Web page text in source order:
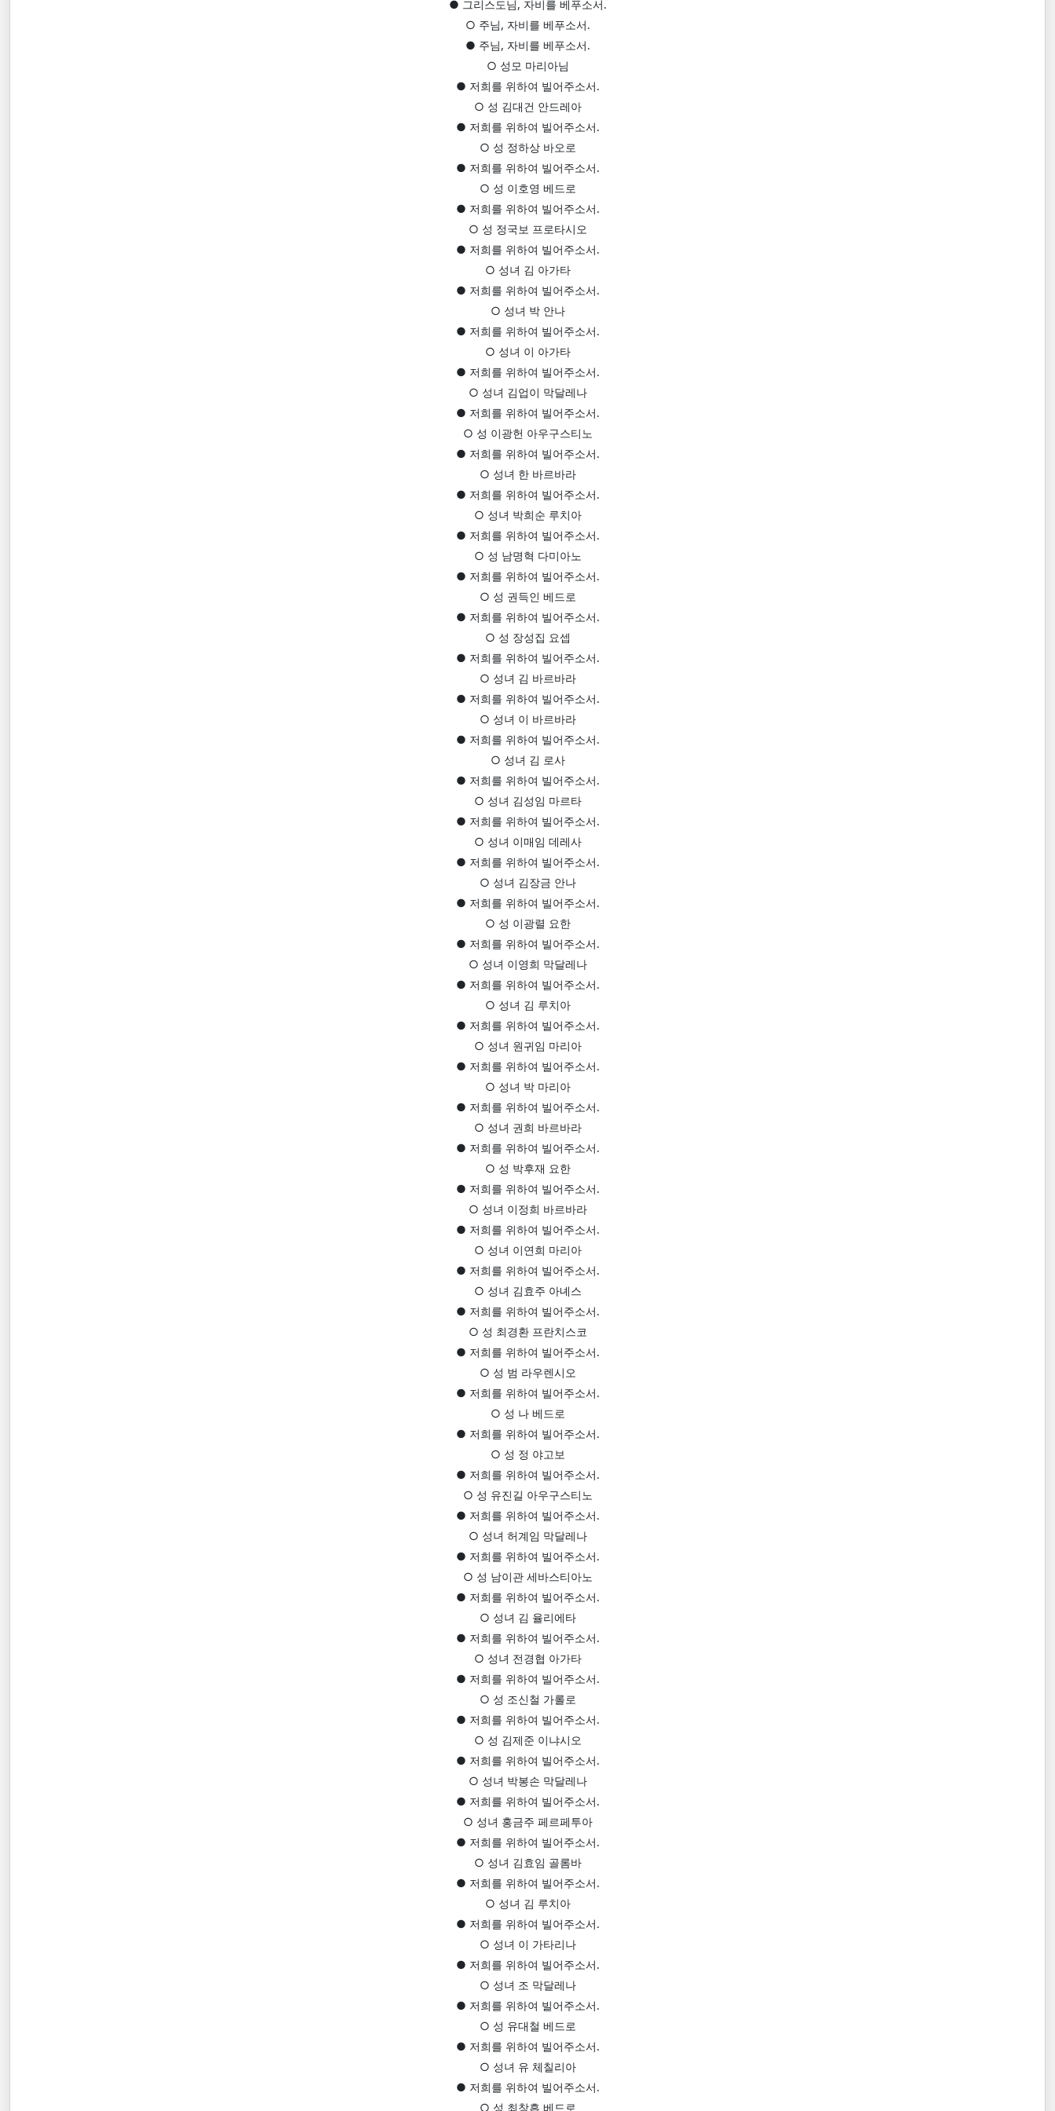
● 그리스도님, 자비를 베푸소서.
○ 주님, 자비를 베푸소서.
● 주님, 자비를 베푸소서.
○ 성모 마리아님
● 저희를 위하여 빌어주소서.
○ 성 김대건 안드레아
● 저희를 위하여 빌어주소서.
○ 성 정하상 바오로
● 저희를 위하여 빌어주소서.
○ 성 이호영 베드로
● 저희를 위하여 빌어주소서.
○ 성 정국보 프로타시오
● 저희를 위하여 빌어주소서.
○ 성녀 김 아가타
● 저희를 위하여 빌어주소서.
○ 성녀 박 안나
● 저희를 위하여 빌어주소서.
○ 성녀 이 아가타
● 저희를 위하여 빌어주소서.
○ 성녀 김업이 막달레나
● 저희를 위하여 빌어주소서.
○ 성 이광헌 아우구스티노
● 저희를 위하여 빌어주소서.
○ 성녀 한 바르바라
● 저희를 위하여 빌어주소서.
○ 성녀 박희순 루치아
● 저희를 위하여 빌어주소서.
○ 성 남명혁 다미아노
● 저희를 위하여 빌어주소서.
○ 성 권득인 베드로
● 저희를 위하여 빌어주소서.
○ 성 장성집 요셉
● 저희를 위하여 빌어주소서.
○ 성녀 김 바르바라
● 저희를 위하여 빌어주소서.
○ 성녀 이 바르바라
● 저희를 위하여 빌어주소서.
○ 성녀 김 로사
● 저희를 위하여 빌어주소서.
○ 성녀 김성임 마르타
● 저희를 위하여 빌어주소서.
○ 성녀 이매임 데레사
● 저희를 위하여 빌어주소서.
○ 성녀 김장금 안나
● 저희를 위하여 빌어주소서.
○ 성 이광렬 요한
● 저희를 위하여 빌어주소서.
○ 성녀 이영희 막달레나
● 저희를 위하여 빌어주소서.
○ 성녀 김 루치아
● 저희를 위하여 빌어주소서.
○ 성녀 원귀임 마리아
● 저희를 위하여 빌어주소서.
○ 성녀 박 마리아
● 저희를 위하여 빌어주소서.
○ 성녀 권희 바르바라
● 저희를 위하여 빌어주소서.
○ 성 박후재 요한
● 저희를 위하여 빌어주소서.
○ 성녀 이정희 바르바라
● 저희를 위하여 빌어주소서.
○ 성녀 이연희 마리아
● 저희를 위하여 빌어주소서.
○ 성녀 김효주 아녜스
● 저희를 위하여 빌어주소서.
○ 성 최경환 프란치스코
● 저희를 위하여 빌어주소서.
○ 성 범 라우렌시오
● 저희를 위하여 빌어주소서.
○ 성 나 베드로
● 저희를 위하여 빌어주소서.
○ 성 정 야고보
● 저희를 위하여 빌어주소서.
○ 성 유진길 아우구스티노
● 저희를 위하여 빌어주소서.
○ 성녀 허계임 막달레나
● 저희를 위하여 빌어주소서.
○ 성 남이관 세바스티아노
● 저희를 위하여 빌어주소서.
○ 성녀 김 율리에타
● 저희를 위하여 빌어주소서.
○ 성녀 전경협 아가타
● 저희를 위하여 빌어주소서.
○ 성 조신철 가롤로
● 저희를 위하여 빌어주소서.
○ 성 김제준 이냐시오
● 저희를 위하여 빌어주소서.
○ 성녀 박봉손 막달레나
● 저희를 위하여 빌어주소서.
○ 성녀 홍금주 페르페투아
● 저희를 위하여 빌어주소서.
○ 성녀 김효임 골롬바
● 저희를 위하여 빌어주소서.
○ 성녀 김 루치아
● 저희를 위하여 빌어주소서.
○ 성녀 이 가타리나
● 저희를 위하여 빌어주소서.
○ 성녀 조 막달레나
● 저희를 위하여 빌어주소서.
○ 성 유대철 베드로
● 저희를 위하여 빌어주소서.
○ 성녀 유 체칠리아
● 저희를 위하여 빌어주소서.
○ 성 최창흡 베드로